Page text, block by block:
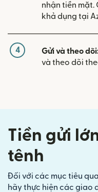
nhận tiền mặt.
khả dụng tại
4 Gửi và theo
và theo dõi
Tiền gửi
tênh
Đối với các mục tiêu
hãy thực hiện các giao